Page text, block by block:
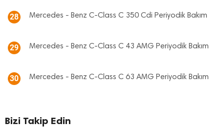
28 Mercedes - Benz C-Class C 350 Cdi Periyodik Bakım
29 Mercedes - Benz C-Class C 43 AMG Periyodik Bakım
30 Mercedes - Benz C-Class C 63 AMG Periyodik Bakım
Bizi Takip Edin